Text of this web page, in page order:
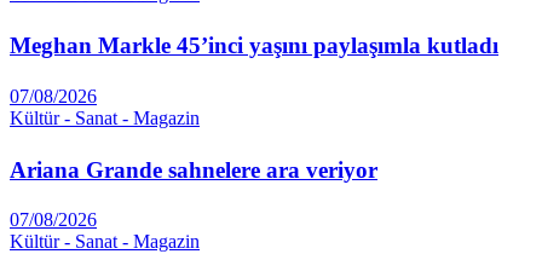
Meghan Markle 45’inci yaşını paylaşımla kutladı
07/08/2026
Kültür - Sanat - Magazin
Ariana Grande sahnelere ara veriyor
07/08/2026
Kültür - Sanat - Magazin